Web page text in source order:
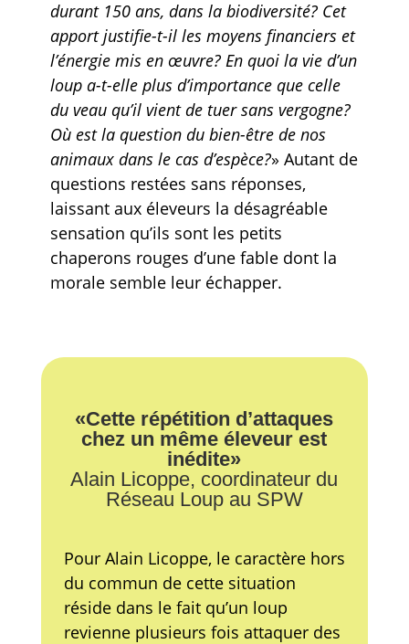
durant 150 ans, dans la biodiversité? Cet
apport justifie-t-il les moyens financiers et
l’énergie mis en œuvre? En quoi la vie d’un
loup a-t-elle plus d’importance que celle
du veau qu’il vient de tuer sans vergogne?
Où est la question du bien-être de nos
animaux dans le cas d’espèce?» Autant de
questions restées sans réponses,
laissant aux éleveurs la désagréable
sensation qu’ils sont les petits
chaperons rouges d’une fable dont la
morale semble leur échapper.
«Cette répétition d’attaques
chez un même éleveur est
inédite»
Alain Licoppe, coordinateur du
Réseau Loup au SPW
Pour Alain Licoppe, le caractère hors
du commun de cette situation
réside dans le fait qu’un loup
revienne plusieurs fois attaquer des